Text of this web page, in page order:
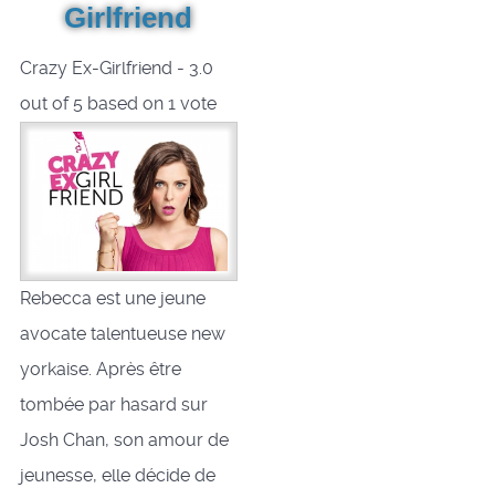
Girlfriend
Crazy Ex-Girlfriend - 3.0
out of 5 based on 1vote
Rebecca est une jeune
avocate talentueuse new
yorkaise. Après être
tombée par hasard sur
Josh Chan, son amour de
jeunesse, elle décide de